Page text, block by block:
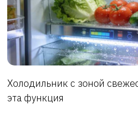
Холодильник с зоной
эта функция